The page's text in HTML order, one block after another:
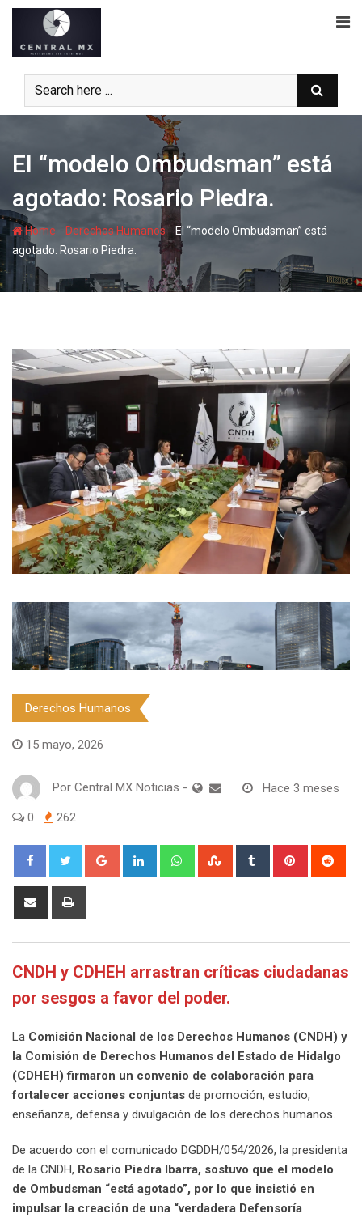
Skip
content
El “modelo Ombudsman” está
agotado: Rosario Piedra.
Home - Derechos Humanos - El “modelo Ombudsman” está
agotado: Rosario Piedra.
Derechos Humanos
15 mayo, 2026
Por Central MX Noticias - Hace 3 meses
0 262
Google+ LinkedIn WhatsappStumbleUpon
Tumblr Pinterest
Share
CNDH y CDHEH arrastran críticas ciudadanas
por sesgos a favor del poder.
La Comisión Nacional de los Derechos Humanos (CNDH) y
la Comisión de Derechos Humanos del Estado de Hidalgo
(CDHEH) firmaron un convenio de colaboración para
fortalecer acciones conjuntas de promoción, estudio,
enseñanza, defensa y divulgación de los derechos humanos.
De acuerdo con el comunicado DGDDH/054/2026, la presidenta
de la CNDH, Rosario Piedra Ibarra, sostuvo que el modelo
de Ombudsman “está agotado”, por lo que insistió en
impulsar la creación de una “verdadera Defensoría